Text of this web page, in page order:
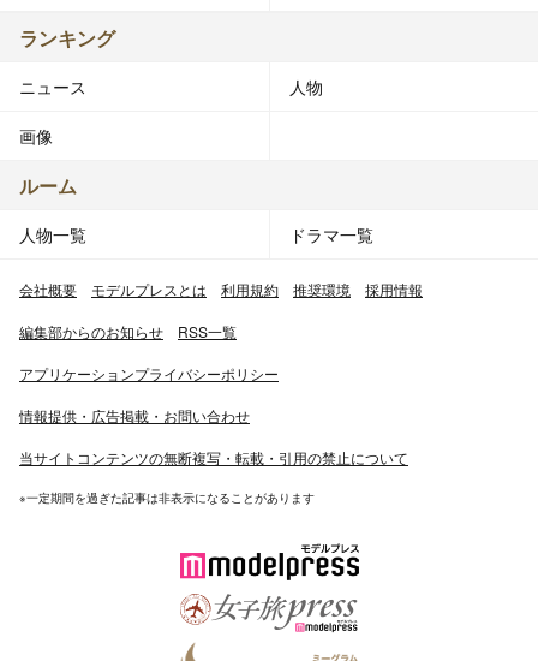
ランキング
ニュース 人物
画像
ルーム
人物一覧 ドラマ一覧
会社概要 モデルプレスとは 利用規約 推奨環境 採用情報
編集部からのお知らせ RSS一覧
アプリケーションプライバシーポリシー
情報提供・広告掲載・お問い合わせ
当サイトコンテンツの無断複写・転載・引用の禁止について
※一定期間を過ぎた記事は非表示になることがあります